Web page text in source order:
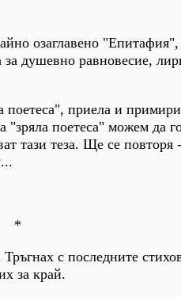
озаглавено
душевно равновесие,
приела и
поетеса" можем да
тази теза. Ще се повторя
*
с последните
за край.